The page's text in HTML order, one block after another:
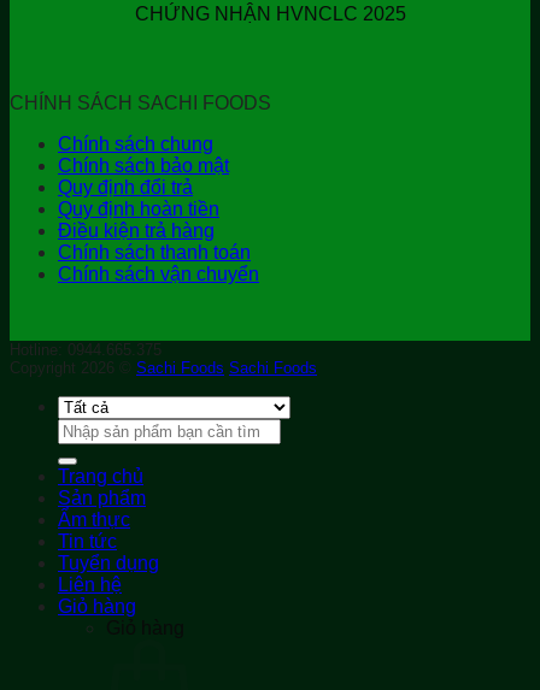
CHỨNG NHẬN HVNCLC 2025
CHÍNH SÁCH SACHI FOODS
Chính sách chung
Chính sách bảo mật
Quy định đổi trả
Quy định hoàn tiền
Điều kiện trả hàng
Chính sách thanh toán
Chính sách vận chuyển
Hotline: 0944.665.375
Copyright 2026 © Sachi Foods Sachi Foods
Tìm
kiếm:
Trang chủ
Sản phẩm
Ẩm thực
Tin tức
Tuyển dụng
Liên hệ
Giỏ hàng
Giỏ hàng